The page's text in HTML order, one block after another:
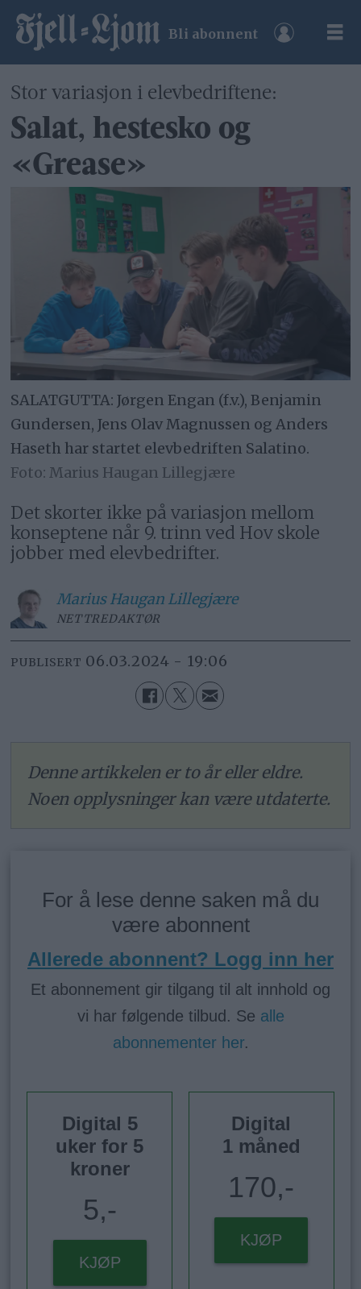
Bli abonnent
Stor variasjon i elevbedriftene:
Salat, hestesko og
«Grease»
SALATGUTTA: Jørgen Engan (f.v.), Benjamin
Gundersen, Jens Olav Magnussen og Anders
Haseth har startet elevbedriften Salatino.
Marius Haugan Lillegjære
Det skorter ikke på variasjon mellom
konseptene når 9. trinn ved Hov skole
jobber med elevbedrifter.
Marius Haugan Lillegjære
NETTREDAKTØR
PUBLISERT 06.03.2024 - 19:06
Denne artikkelen er to år eller eldre.
Noen opplysninger kan være utdaterte.
For å lese denne saken må du
være abonnent
Allerede abonnent? Logg inn her
Et abonnement gir tilgang til alt innhold og
vi har følgende tilbud. Se alle
abonnementer her.
Digital 5
uker for 5
kroner
5,-
KJØP
Digital
1 måned
170,-
KJØP